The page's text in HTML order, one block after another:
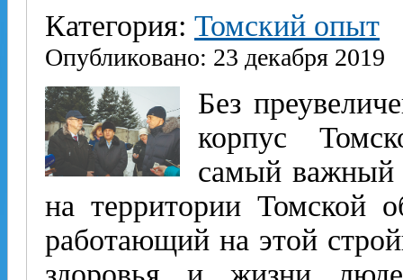
Категория: Томский опыт
Опубликовано: 23 декабря 2019
Без
корпус
самый важный
на территории Томской
работающий на этой